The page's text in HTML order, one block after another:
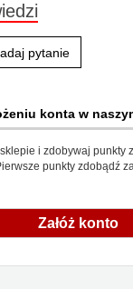
pytanie
konta w
i zdobywaj punkty
punkty zdobądź
Załóż konto